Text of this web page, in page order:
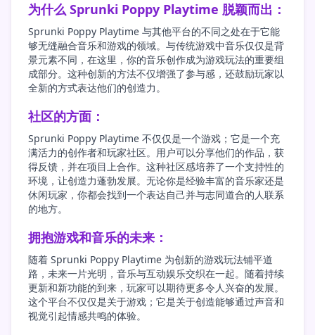
为什么 Sprunki Poppy Playtime 脱颖而出：
Sprunki Poppy Playtime 与其他平台的不同之处在于它能
够无缝融合音乐和游戏的领域。与传统游戏中音乐仅仅是背
景元素不同，在这里，你的音乐创作成为游戏玩法的重要组
成部分。这种创新的方法不仅增强了参与感，还鼓励玩家以
全新的方式表达他们的创造力。
社区的方面：
Sprunki Poppy Playtime 不仅仅是一个游戏；它是一个充
满活力的创作者和玩家社区。用户可以分享他们的作品，获
得反馈，并在项目上合作。这种社区感培养了一个支持性的
环境，让创造力蓬勃发展。无论你是经验丰富的音乐家还是
休闲玩家，你都会找到一个表达自己并与志同道合的人联系
的地方。
拥抱游戏和音乐的未来：
随着 Sprunki Poppy Playtime 为创新的游戏玩法铺平道
路，未来一片光明，音乐与互动娱乐交织在一起。随着持续
更新和新功能的到来，玩家可以期待更多令人兴奋的发展。
这个平台不仅仅是关于游戏；它是关于创造能够通过声音和
视觉引起情感共鸣的体验。